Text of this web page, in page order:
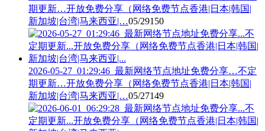
期更新…开放免费分享（网络免费节点香港|日本|韩国|
新加坡|台湾|马来西亚|…05/29150
2026-05-27_01:29:46_最新网络节点地址免费分享…不定
期更新…开放免费分享（网络免费节点香港|日本|韩国|
新加坡|台湾|马来西亚|…05/27149